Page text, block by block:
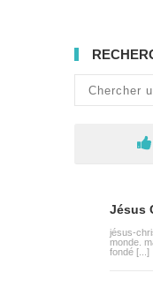
Jésus
jésus-
monde.
fondé [...]